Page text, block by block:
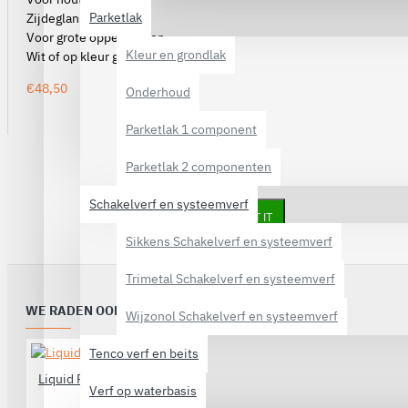
Parketlak
Kleur en grondlak
Onderhoud
Parketlak 1 component
Parketlak 2 componenten
Schakelverf en systeemverf
Sikkens Schakelverf en systeemverf
Trimetal Schakelverf en systeemverf
Wijzonol Schakelverf en systeemverf
Tenco verf en beits
Verf op waterbasis
Zijdeglans
Voor grote oppervlakten
Wit of op kleur gemengd
€48,50
×
GOT IT
WE RADEN OOK AAN
Liquid Rubber Top Shield